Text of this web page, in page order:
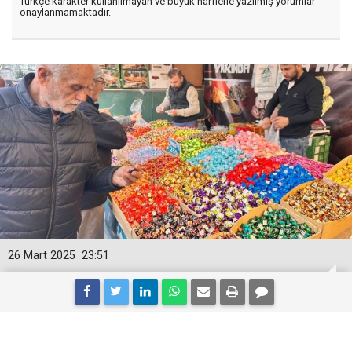
onaylanmamaktadır.
23:51
26 Mart 2025